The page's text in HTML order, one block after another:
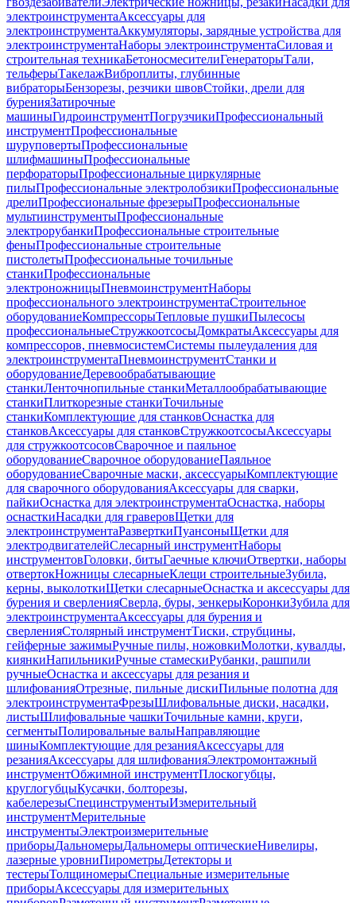
электроинструментаАксессуары для
электроинструментаАккумуляторы, зарядные устройства для
электроинструментаНаборы электроинструментаСиловая и
строительная техникаБетоносмесителиГенераторыТали,
тельферыТакелажВиброплиты, глубинные
вибраторыБензорезы, резчики швовСтойки, дрели для
буренияЗатирочные
машиныГидроинструментПогрузчикиПрофессиональный
инструментПрофессиональные
шуруповертыПрофессиональные
шлифмашиныПрофессиональные
перфораторыПрофессиональные циркулярные
пилыПрофессиональные электролобзикиПрофессиональные
дрелиПрофессиональные фрезерыПрофессиональные
мультиинструментыПрофессиональные
электрорубанкиПрофессиональные строительные
феныПрофессиональные строительные
пистолетыПрофессиональные точильные
станкиПрофессиональные
электроножницыПневмоинструментНаборы
профессионального электроинструментаСтроительное
оборудованиеКомпрессорыТепловые пушкиПылесосы
профессиональныеСтружкоотсосыДомкратыАксессуары для
компрессоров, пневмосистемСистемы пылеудаления для
электроинструментаПневмоинструментСтанки и
оборудованиеДеревообрабатывающие
станкиЛенточнопильные станкиМеталлообрабатывающие
станкиПлиткорезные станкиТочильные
станкиКомплектующие для станковОснастка для
станковАксессуары для станковСтружкоотсосыАксессуары
для стружкоотсосовСварочное и паяльное
оборудованиеСварочное оборудованиеПаяльное
оборудованиеСварочные маски, аксессуарыКомплектующие
для сварочного оборудованияАксессуары для сварки,
пайкиОснастка для электроинструментаОснастка, наборы
оснасткиНасадки для граверовЩетки для
электроинструментаРазверткиПуансоныЩетки для
электродвигателейСлесарный инструментНаборы
инструментовГоловки, битыГаечные ключиОтвертки, наборы
отвертокНожницы слесарныеКлещи строительныеЗубила,
керны, выколоткиЩетки слесарныеОснастка и аксессуары для
бурения и сверленияСверла, буры, зенкерыКоронкиЗубила для
электроинструментаАксессуары для бурения и
сверленияСтолярный инструментТиски, струбцины,
гейферные зажимыРучные пилы, ножовкиМолотки, кувалды,
киянкиНапильникиРучные стамескиРубанки, рашпили
ручныеОснастка и аксессуары для резания и
шлифованияОтрезные, пильные дискиПильные полотна для
электроинструментаФрезыШлифовальные диски, насадки,
листыШлифовальные чашкиТочильные камни, круги,
сегментыПолировальные валыНаправляющие
шиныКомплектующие для резанияАксессуары для
резанияАксессуары для шлифованияЭлектромонтажный
инструментОбжимной инструментПлоскогубцы,
круглогубцыКусачки, болторезы,
кабелерезыСпецинструментыИзмерительный
инструментМерительные
инструментыЭлектроизмерительные
приборыДальномерыДальномеры оптическиеНивелиры,
лазерные уровниПирометрыДетекторы и
тестерыТолщиномерыСпециальные измерительные
приборыАксессуары для измерительных